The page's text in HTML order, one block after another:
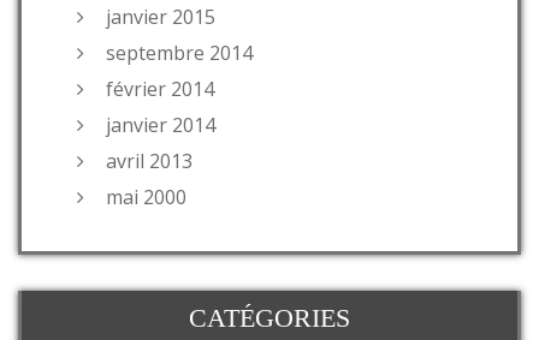
janvier 2015
septembre 2014
février 2014
janvier 2014
avril 2013
mai 2000
CATÉGORIES